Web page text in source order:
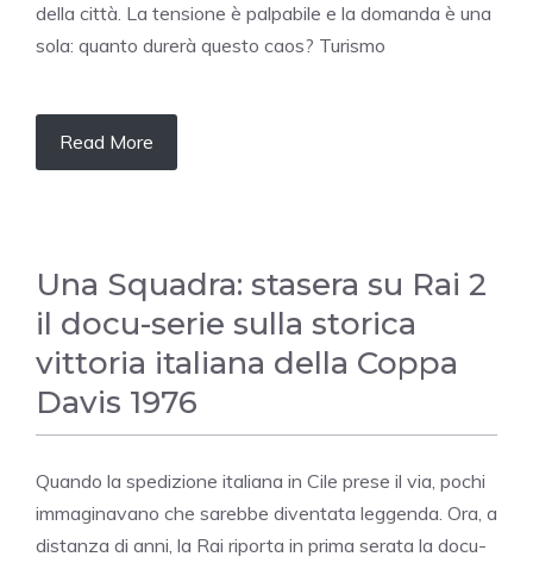
della città. La tensione è palpabile e la domanda è una
sola: quanto durerà questo caos? Turismo
Read More
Una Squadra: stasera su Rai 2
il docu-serie sulla storica
vittoria italiana della Coppa
Davis 1976
Quando la spedizione italiana in Cile prese il via, pochi
immaginavano che sarebbe diventata leggenda. Ora, a
distanza di anni, la Rai riporta in prima serata la docu-